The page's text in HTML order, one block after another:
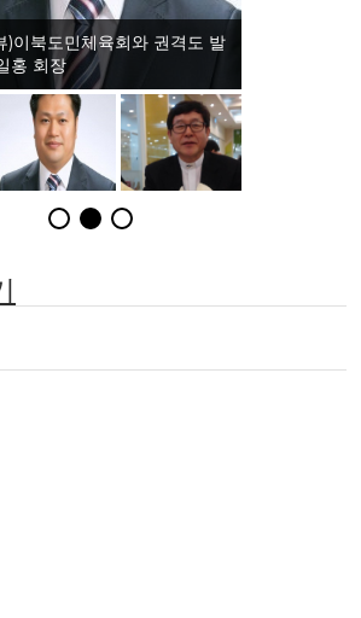
)이북도민체육회와 권격도 발
홍 회장